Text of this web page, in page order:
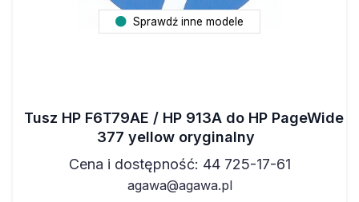
Sprawdź inne modele
Tusz HP F6T79AE / HP 913A do HP PageWide
377 yellow oryginalny
Cena i dostępność: 44 725-17-61
agawa@agawa.pl